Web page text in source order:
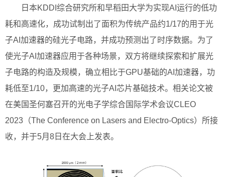
日本KDDI综合研究所和早稻田大学为实现AI运行的低功
耗和高速化，成功试制出了面积为传统产品约1/17的用于光
子AI加速器的硅光子电路，并成功预测出了时序数据。为了
使光子AI加速器应用于各种场景，双方将继续探索和扩展光
子电路的构造及规模，确立相比于GPU基础的AI加速器，功
耗低至1/10，更加高速的光子AI芯片基础技术。相关论文被
在美国圣何塞召开的光电子学综合国际学术会议CLEO
2023（The Conference on Lasers and Electro-Optics）所接
收，并于5月8日在大会上发表。